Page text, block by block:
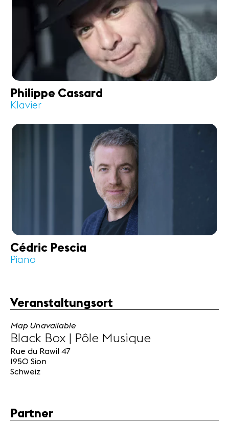
Philippe Cassard
Klavier
Cédric Pescia
Piano
Veranstaltungsort
Map Unavailable
Black Box | Pôle Musique
Rue du Rawil 47
1950 Sion
Schweiz
Partner